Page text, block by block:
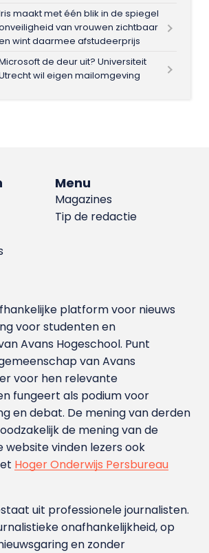
maakt met één blik in de spiegel
van vrouwen zichtbaar
wint daarmee afstudeerprijs
de deur uit? Universiteit
wil eigen mailomgeving
Menu
Magazines
Tip de redactie
platform voor nieuws
voor studenten en
Avans Hoge­school. Punt
van Avans
voor hen relevante
fungeert als podium voor
en debat. De mening van derden
de mening van de
website vinden lezers ook
Hoger Onderwijs Persbureau
uit professionele journalisten.
onafhankelijkheid, op
en zonder